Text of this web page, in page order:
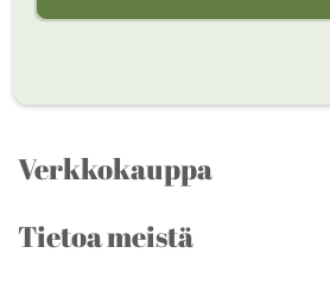
Verkkokauppa
Tietoa meistä